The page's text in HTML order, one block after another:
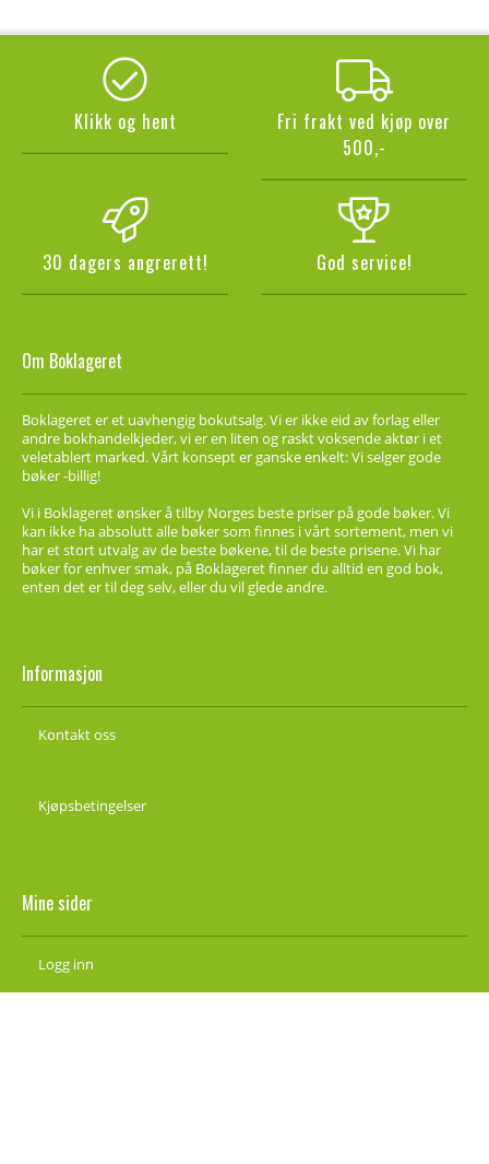
Klikk og hent
Fri frakt ved kjøp over
500,-
30 dagers angrerett! God service!
Om Boklageret
Boklageret er et uavhengig bokutsalg. Vi er ikke eid av forlag eller
andre bokhandelkjeder, vi er en liten og raskt voksende aktør i et
veletablert marked. Vårt konsept er ganske enkelt: Vi selger gode
bøker -billig!
Vi i Boklageret ønsker å tilby Norges beste priser på gode bøker. Vi
kan ikke ha absolutt alle bøker som finnes i vårt sortement, men vi
har et stort utvalg av de beste bøkene, til de beste prisene. Vi har
bøker for enhver smak, på Boklageret finner du alltid en god bok,
enten det er til deg selv, eller du vil glede andre.
Informasjon
Kontakt oss
Kjøpsbetingelser
Mine sider
Logg inn